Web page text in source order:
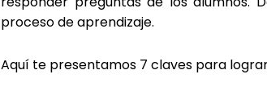
proceso de aprendizaje.
Aquí te presentamos 7 claves para